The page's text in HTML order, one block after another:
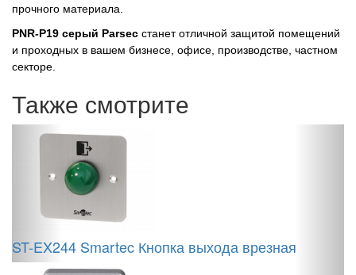
прочного материала.
PNR-P19 серый Parsec станет отличной защитой помещений
и проходных в вашем бизнесе, офисе, производстве, частном
секторе.
Также смотрите
ST-EX244 Smartec Кнопка выхода врезная